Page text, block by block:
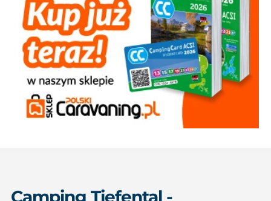
Camping Tiefental -